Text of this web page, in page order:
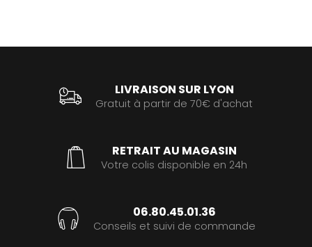
LIVRAISON SUR LYON
Gratuit à partir de 70€ d'achat
RETRAIT AU MAGASIN
Votre colis disponible en 24h
06.80.45.01.36
Conseils et suivi de commande